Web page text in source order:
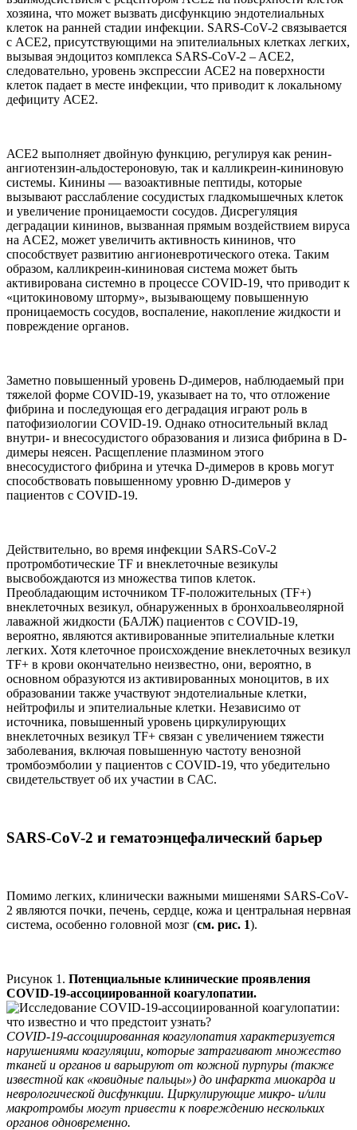
хозяина, что может вызвать дисфункцию эндотелиальных
клеток на ранней стадии инфекции. SARS-CoV-2 связывается
с ACE2, присутствующими на эпителиальных клетках легких,
вызывая эндоцитоз комплекса SARS-CoV-2 – ACE2,
следовательно, уровень экспрессии АСЕ2 на поверхности
клеток падает в месте инфекции, что приводит к локальному
дефициту АСЕ2.
АСЕ2 выполняет двойную функцию, регулируя как ренин-
ангиотензин-альдостероновую, так и калликреин-кининовую
системы. Кинины — вазоактивные пептиды, которые
вызывают расслабление сосудистых гладкомышечных клеток
и увеличение проницаемости сосудов. Дисрегуляция
деградации кининов, вызванная прямым воздействием вируса
на ACE2, может увеличить активность кининов, что
способствует развитию ангионевротического отека. Таким
образом, калликреин-кининовая система может быть
активирована системно в процессе COVID-19, что приводит к
«цитокиновому шторму», вызывающему повышенную
проницаемость сосудов, воспаление, накопление жидкости и
повреждение органов.
Заметно повышенный уровень D-димеров, наблюдаемый при
тяжелой форме COVID-19, указывает на то, что отложение
фибрина и последующая его деградация играют роль в
патофизиологии COVID-19. Однако относительный вклад
внутри- и внесосудистого образования и лизиса фибрина в D-
димеры неясен. Расщепление плазмином этого
внесосудистого фибрина и утечка D-димеров в кровь могут
способствовать повышенному уровню D-димеров у
пациентов с COVID-19.
Действительно, во время инфекции SARS-CoV-2
протромботические TF и внеклеточные везикулы
высвобождаются из множества типов клеток.
Преобладающим источником TF-положительных (TF+)
внеклеточных везикул, обнаруженных в бронхоальвеолярной
лаважной жидкости (БАЛЖ) пациентов с COVID-19,
вероятно, являются активированные эпителиальные клетки
легких. Хотя клеточное происхождение внеклеточных везикул
TF+ в крови окончательно неизвестно, они, вероятно, в
основном образуются из активированных моноцитов, в их
образовании также участвуют эндотелиальные клетки,
нейтрофилы и эпителиальные клетки. Независимо от
источника, повышенный уровень циркулирующих
внеклеточных везикул TF+ связан с увеличением тяжести
заболевания, включая повышенную частоту венозной
тромбоэмболии у пациентов с COVID-19, что убедительно
свидетельствует об их участии в CАС.
SARS-CoV-2 и гематоэнцефалический барьер
Помимо легких, клинически важными мишенями SARS-CoV-
2 являются почки, печень, сердце, кожа и центральная нервная
система, особенно головной мозг (см. рис. 1).
Рисунок 1. Потенциальные клинические проявления
COVID-19-ассоциированной коагулопатии.
COVID-19-ассоциированная коагулопатия характеризуется
нарушениями коагуляции, которые затрагивают множество
тканей и органов и варьируют от кожной пурпуры (также
известной как «ковидные пальцы») до инфаркта миокарда и
неврологической дисфункции. Циркулирующие микро- и/или
макротромбы могут привести к повреждению нескольких
органов одновременно.